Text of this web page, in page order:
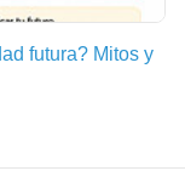
futura? Mitos y